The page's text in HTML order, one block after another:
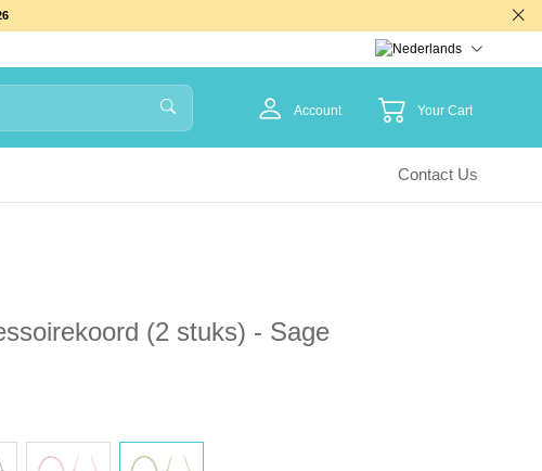
Account Your Cart
Contact Us
(2 stuks) - Sage